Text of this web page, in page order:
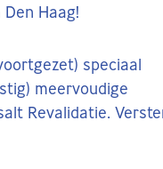
Haag!
speciaal
meervoudige
Revalidatie.